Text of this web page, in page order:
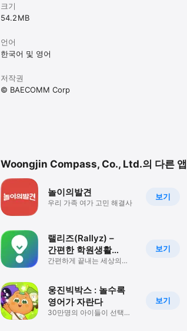
크기
54.2 MB
언어
한국어 및 영어
저작권
© BAECOMM Corp
Woongjin Compass, Co., Ltd.의 다른 앱
보기
놀이의발견
우리 가족 여가 고민 해결사
보기
랠리즈(Rallyz) –
간편한 학원생활
플랫폼
간편하게 끝내는 세상의
보기
웅진빅박스 : 놀수록
영어가 자란다
30만명의 아이들이 선택한